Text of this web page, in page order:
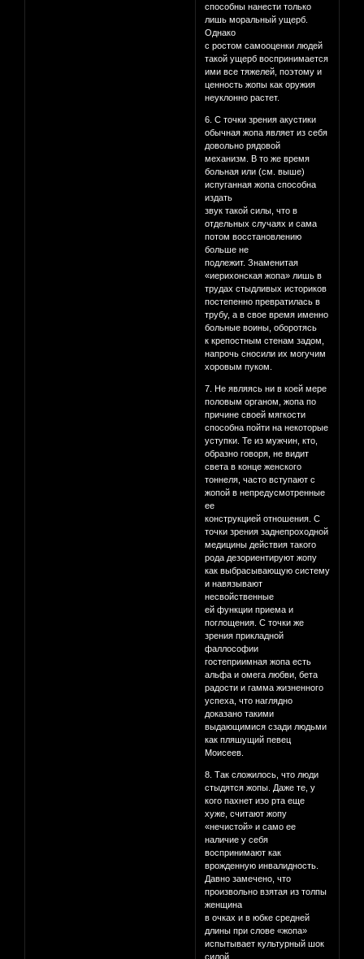
способны нанести только
лишь моральный ущерб.
Однако
с ростом самооценки людей
такой ущерб воспринимается
ими все тяжелей, поэтому и
ценность жопы как оружия
неуклонно растет.
6. С точки зрения акустики
обычная жопа являет из себя
довольно рядовой
механизм. В то же время
больная или (см. выше)
испуганная жопа способна
издать
звук такой силы, что в
отдельных случаях и сама
потом восстановлению
больше не
подлежит. Знаменитая
«иерихонская жопа» лишь в
трудах стыдливых историков
постепенно превратилась в
трубу, а в свое время именно
больные воины, оборотясь
к крепостным стенам задом,
напрочь сносили их могучим
хоровым пуком.
7. Не являясь ни в коей мере
половым органом, жопа по
причине своей мягкости
способна пойти на некоторые
уступки. Те из мужчин, кто,
образно говоря, не видит
света в конце женского
тоннеля, часто вступают с
жопой в непредусмотренные
ее
конструкцией отношения. С
точки зрения заднепроходной
медицины действия такого
рода дезориентируют жопу
как выбрасывающую систему
и навязывают
несвойственные
ей функции приема и
поглощения. С точки же
зрения прикладной
фаллософии
гостеприимная жопа есть
альфа и омега любви, бета
радости и гамма жизненного
успеха, что наглядно
доказано такими
выдающимися сзади людьми
как пляшущий певец
Моисеев.
8. Так сложилось, что люди
стыдятся жопы. Даже те, у
кого пахнет изо рта еще
хуже, считают жопу
«нечистой» и само ее
наличие у себя
воспринимают как
врожденную инвалидность.
Давно замечено, что
произвольно взятая из толпы
женщина
в очках и в юбке средней
длины при слове «жопа»
испытывает культурный шок
силой